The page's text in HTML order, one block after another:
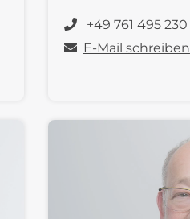
+49 761 495 230
E-Mail schreiben